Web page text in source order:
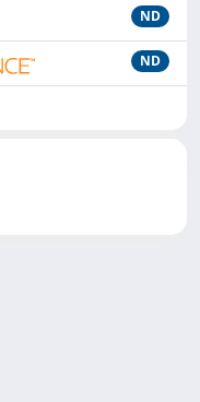
ND
ND